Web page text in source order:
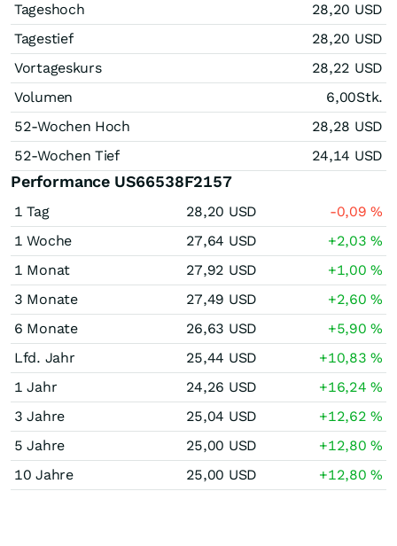
Tageshoch
28,20 USD
Tagestief
28,20 USD
Vortageskurs
28,22 USD
Volumen
6,00Stk.
52-Wochen Hoch
28,28 USD
52-Wochen Tief
24,14 USD
Performance US66538F2157
1 Tag 28,20 USD -0,09%
1 Woche
27,64 USD +2,03%
1 Monat
27,92 USD +1,00%
3 Monate
27,49 USD +2,60%
6 Monate
26,63 USD +5,90%
Lfd. Jahr
25,44 USD +10,83%
1 Jahr
24,26 USD +16,24%
3 Jahre
25,04 USD +12,62%
5 Jahre
25,00 USD +12,80%
10 Jahre
25,00 USD +12,80%